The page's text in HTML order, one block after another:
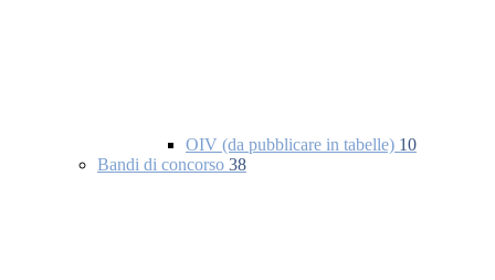
OIV (da pubblicare in tabelle) 10
Bandi di concorso 38